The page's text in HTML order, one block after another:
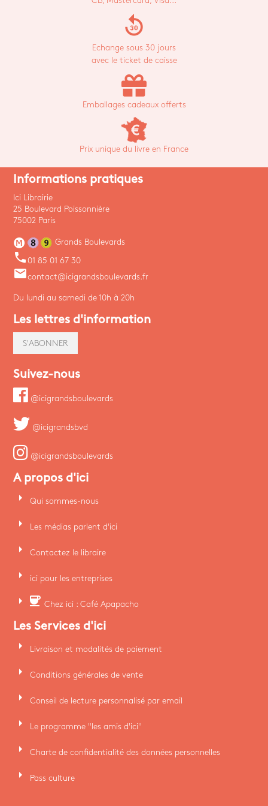
replay_30
Echange sous 30 jours
avec le ticket de caisse
Emballages cadeaux offerts
Prix unique du livre en France
Informations pratiques
Ici Librairie
25 Boulevard Poissonnière
75002 Paris
Grands Boulevards
phone 01 85 01 67 30
emailcontact@icigrandsboulevards.fr
Du lundi au samedi de 10h à 20h
Les lettres d'information
S'ABONNER
Suivez-nous
@icigrandsboulevards
@icigrandsbvd
@icigrandsboulevards
A propos d'ici
arrow_right Qui sommes-nous
arrow_right Les médias parlent d'ici
arrow_right Contactez le libraire
arrow_right ici pour les entreprises
arrow_right coffee Chez ici : Café Apapacho
Les Services d'ici
arrow_right Livraison et modalités de paiement
arrow_right Conditions générales de vente
arrow_right Conseil de lecture personnalisé par email
arrow_right Le programme "les amis d'ici"
arrow_right Charte de confidentialité des données personnelles
arrow_right Pass culture